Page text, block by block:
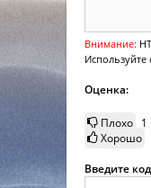
Внимание:
Используйте
Оценка:
Плохо 1
Хорошо
Введите